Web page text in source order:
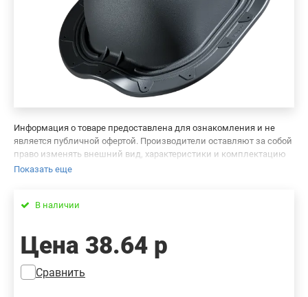
Информация о товаре предоставлена для ознакомления и не
является публичной офертой. Производители оставляют за собой
право изменять внешний вид, характеристики и комплектацию
товара, предварительно не уведомляя продавцов и потребителей.
фотографиях товара. Будем благодарны вам за сообщение об
Показать еще
В наличии
Цена 38.64 р
Сравнить